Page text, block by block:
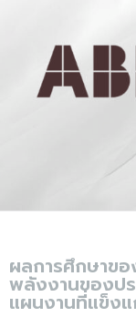
ผลการศึกษาขอ
พลังงานของปร
แผนงานที่แข็ง